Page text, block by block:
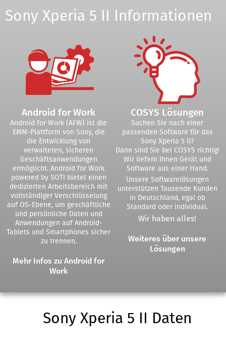
Sony Xperia 5 II Informationen
Android for Work
Android for Work (AFW) ist die
EMM-Plattform von Sony, die
die Entwicklung von
verwalteten, sicheren
Geschäftsanwendungen
ermöglicht. Android for Work
powered by SOTI bietet einen
dedizierten Arbeitsbereich mit
vollständiger Verschlüsselung
auf OS-Ebene, um geschäftliche
und persönliche Daten und
Anwendungen auf Android-
Tablets und Smartphones sicher
zu trennen.
Mehr Infos zu Android for
Work
COSYS Lösungen
Suchen Sie nach einer
passenden Software für das
Sony Xperia 5 II?
Dann sind Sie bei COSYS richtig!
Wir liefern Ihnen Gerät und
Software aus einer Hand.
Unsere Softwarelösungen
unterstützen Tausende Kunden
in Deutschland, egal ob
Standard oder individual.
Wir haben alles!
Weiteres über unsere
Lösungen
Sony Xperia 5 II Daten